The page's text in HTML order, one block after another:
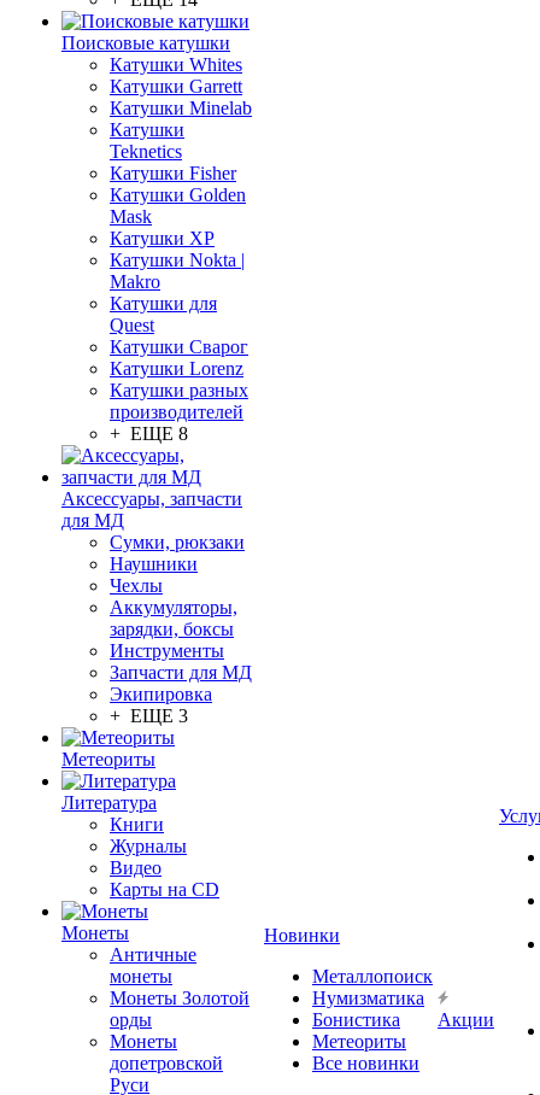
Поисковые катушки
Катушки Whites
Катушки Garrett
Катушки Minelab
Катушки
Teknetics
Катушки Fisher
Катушки Golden
Mask
Катушки XP
Катушки Nokta |
Makro
Катушки для
Quest
Катушки Сварог
Катушки Lorenz
Катушки разных
производителей
+ ЕЩЕ 8
Аксессуары, запчасти
для МД
Сумки, рюкзаки
Наушники
Чехлы
Аккумуляторы,
зарядки, боксы
Инструменты
Запчасти для МД
Экипировка
+ ЕЩЕ 3
Метеориты
Литература
Книги
Журналы
Видео
Карты на CD
Монеты
Античные
монеты
Монеты Золотой
орды
Монеты
допетровской
Руси
Новинки
Металлопоиск
Нумизматика
Бонистика
Метеориты
Все новинки
Акции